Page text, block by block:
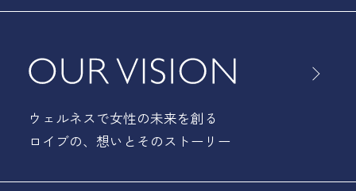
ウェルネスで女性の未来を創る
ロイブの、 想いとそのストーリー